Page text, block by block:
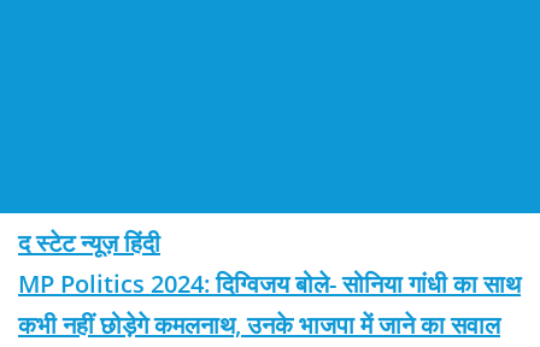
द स्टेट न्यूज़ हिंदी
MP Politics 2024: दिग्विजय बोले- सोनिया गांधी का साथ
कभी नहीं छोड़ेगे कमलनाथ, उनके भाजपा में जाने का सवाल